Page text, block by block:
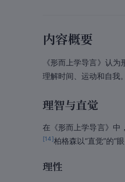
内容概要
《形而上学导言》认
理解时间、运动和自我
理智与直觉
在《形而上学导言》中
[14]柏格森以“直觉”的“
理性